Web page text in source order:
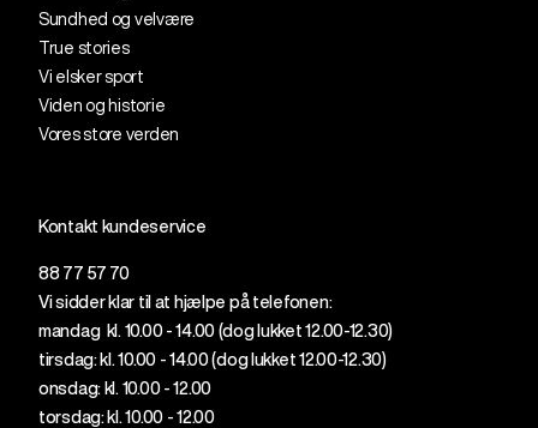
Sundhed og velvære
True stories
Vi elsker sport
Viden og historie
Vores store verden
Kontakt kundeservice
88 77 57 70
Vi sidder klar til at hjælpe på telefonen:
mandag kl. 10.00 - 14.00 (dog lukket 12.00-12.30)
tirsdag: kl. 10.00 - 14.00 (dog lukket 12.00-12.30)
onsdag: kl. 10.00 - 12.00
torsdag: kl. 10.00 - 12.00